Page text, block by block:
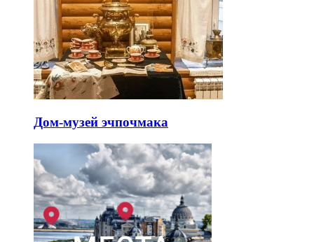
Дом-музей эчпочмака